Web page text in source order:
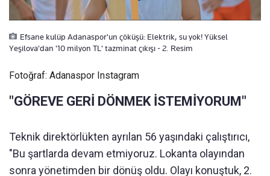
Efsane kulüp Adanaspor'un çöküşü: Elektrik, su yok! Yüksel
Yeşilova'dan '10 milyon TL' tazminat çıkışı - 2. Resim
Fotoğraf: Adanaspor Instagram
"GÖREVE GERİ DÖNMEK İSTEMİYORUM"
Teknik direktörlükten ayrılan 56 yaşındaki çalıştırıcı,
"Bu şartlarda devam etmiyoruz. Lokanta olayından
sonra yönetimden bir dönüş oldu. Olayı konuştuk, 2.